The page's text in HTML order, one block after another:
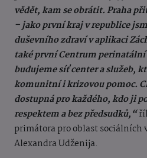
vědět, kam se obrátit. Praha
– jako první kraj v republice
duševního zdraví v aplikaci
také první Centrum perinatální
budujeme síť center a služeb,
komunitní i krizovou pomoc.
dostupná pro každého, kdo ji
respektem a bez předsudků,“
primátora pro oblast sociálních
Alexandra Udženija.